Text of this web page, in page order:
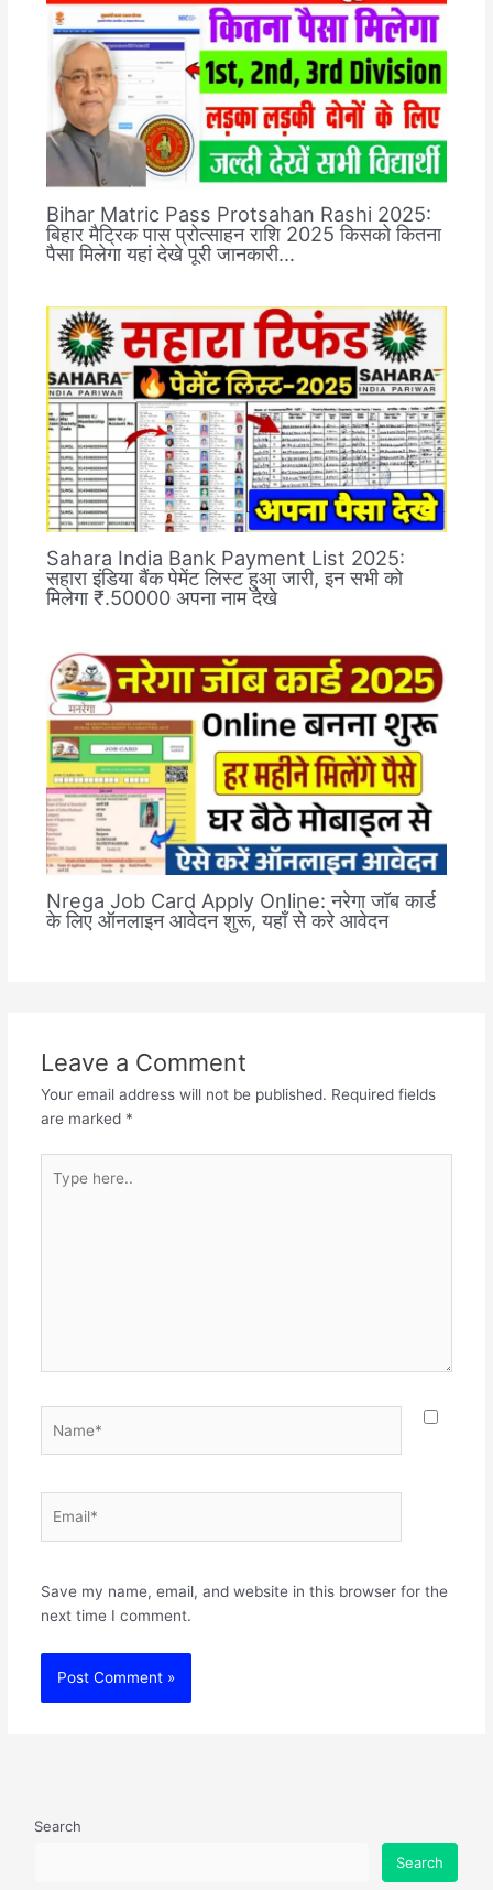
Bihar Matric Pass Protsahan Rashi 2025:
बिहार मैट्रिक पास प्रोत्साहन राशि 2025 किसको कितना
पैसा मिलेगा यहां देखे पूरी जानकारी…
Sahara India Bank Payment List 2025:
सहारा इंडिया बैंक पेमेंट लिस्ट हुआ जारी, इन सभी को
मिलेगा ₹.50000 अपना नाम देखे
Nrega Job Card Apply Online: नरेगा जॉब कार्ड
के लिए ऑनलाइन आवेदन शुरू, यहाँ से करे आवेदन
Leave a Comment
Your email address will not be published. Required fields
are marked *
here..
Save my name, email, and website in this browser for the
next time I comment.
Search
Search